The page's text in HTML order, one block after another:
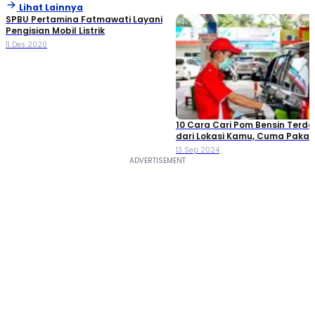
Lihat Lainnya
SPBU Pertamina Fatmawati Layani
Pengisian Mobil Listrik
11 Des 2020
10 Cara Cari Pom Bensin
dari Lokasi Kamu, Cuma Pakai
13 Sep 2024